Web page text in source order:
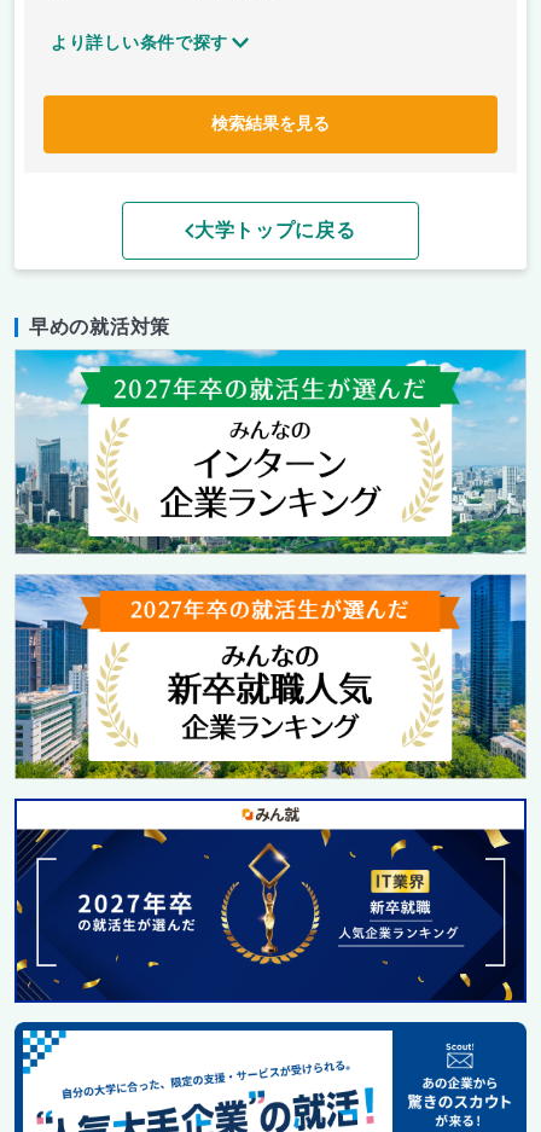
より詳しい条件で探す
検索結果を見る
大学トップに戻る
早めの就活対策